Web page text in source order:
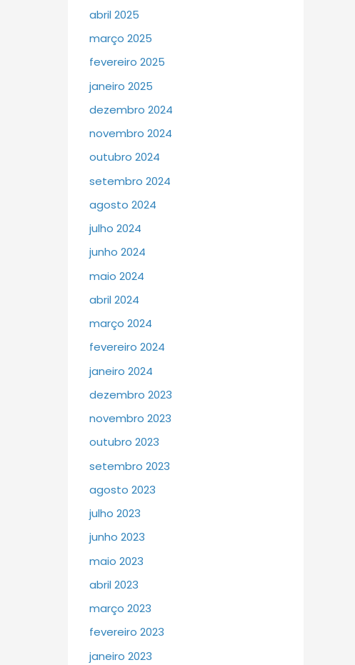
abril 2025
março 2025
fevereiro 2025
janeiro 2025
dezembro 2024
novembro 2024
outubro 2024
setembro 2024
agosto 2024
julho 2024
junho 2024
maio 2024
abril 2024
março 2024
fevereiro 2024
janeiro 2024
dezembro 2023
novembro 2023
outubro 2023
setembro 2023
agosto 2023
julho 2023
junho 2023
maio 2023
abril 2023
março 2023
fevereiro 2023
janeiro 2023